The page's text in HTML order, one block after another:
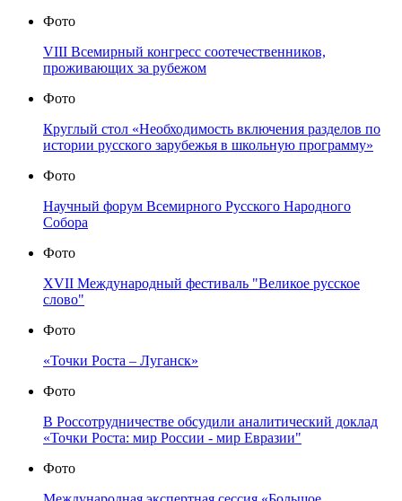
Фото
VIII Всемирный конгресс соотечественников,
проживающих за рубежом
Фото
Круглый стол «Необходимость включения разделов по
истории русского зарубежья в школьную программу»
Фото
Научный форум Всемирного Русского Народного
Собора
Фото
XVII Международный фестиваль "Великое русское
слово"
Фото
«Точки Роста – Луганск»
Фото
В Россотрудничестве обсудили аналитический доклад
«Точки Роста: мир России - мир Евразии"
Фото